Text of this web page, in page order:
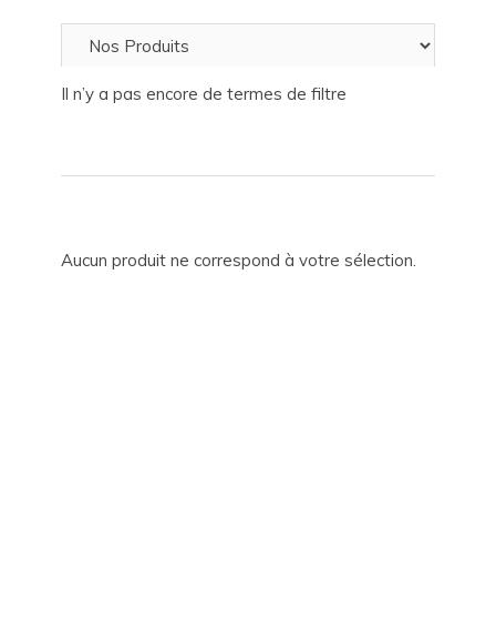
Aucun produit ne correspond à votre sélection.
Il n’y a pas encore de termes de filtre